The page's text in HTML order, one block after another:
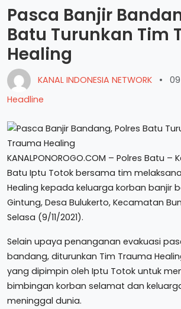
Pasca Banjir
Batu Turunkan Tim
Healing
KANAL INDONESIA NETWORK •
Headline
KANALPONOROGO.COM – Polres Batu –
Batu Iptu Totok bersama tim
Healing kepada keluarga korban banjir
Gintung, Desa Bulukerto, Kecamatan
Selasa (9/11/2021).
Selain upaya penanganan evakuasi
bandang, diturunkan Tim Trauma
yang dipimpin oleh Iptu Totok untuk
bimbingan korban selamat dan
meninggal dunia.